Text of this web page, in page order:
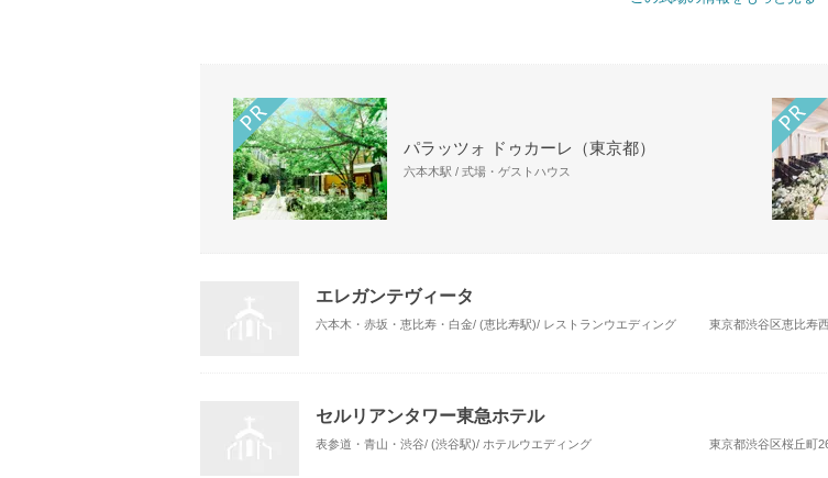
パラッツォ ドゥカーレ（東京都）
六本木駅 / 式場・ゲストハウス
エレガンテヴィータ
六本木・赤坂・恵比寿・白金/ (恵比寿駅)/ レストランウエディング 東京都渋谷区恵比寿
セルリアンタワー東急ホテル
表参道・青山・渋谷/ (渋谷駅)/ ホテルウエディング 東京都渋谷区桜丘町